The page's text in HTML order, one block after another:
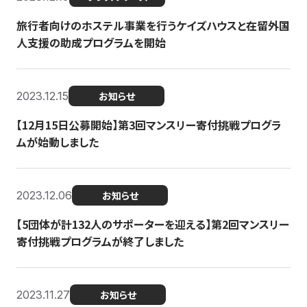
旅行者向けのホステル事業を行うケイズハウスと在留外国
人支援の助成プログラムを開始
2023.12.15 お知らせ
【12月15日公募開始】第3回マンスリー寄付挑戦プログラ
ムが始動しました
2023.12.06 お知らせ
【5団体が計132人のサポーターを迎える】第2回マンスリー
寄付挑戦プログラムが終了しました
2023.11.27 お知らせ